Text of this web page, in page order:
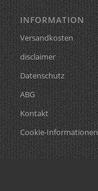
INFORMATION
Versandkosten
disclaimer
Datenschutz
ABG
Kontakt
Cookie-Informationen